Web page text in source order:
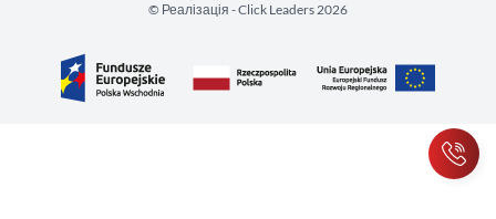
©️ Реалізація - Click Leaders 2026